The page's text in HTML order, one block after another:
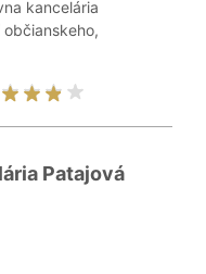
kancelária
Patajová